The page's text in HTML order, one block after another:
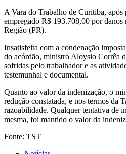
A Vara do Trabalho de Curitiba, após
empregado R$ 193.708,00 por
Região (PR).
Insatisfeita com a condenação
do acórdão, ministro Aloysio Corrêa
sofridas pelo trabalhador e as
testemunhal e documental.
Quanto ao valor da indenização, o
redução constatada, e nos termos da
razoabilidade. Qualquer tentativa de
mesma, foi mantido o valor da
Fonte: TST